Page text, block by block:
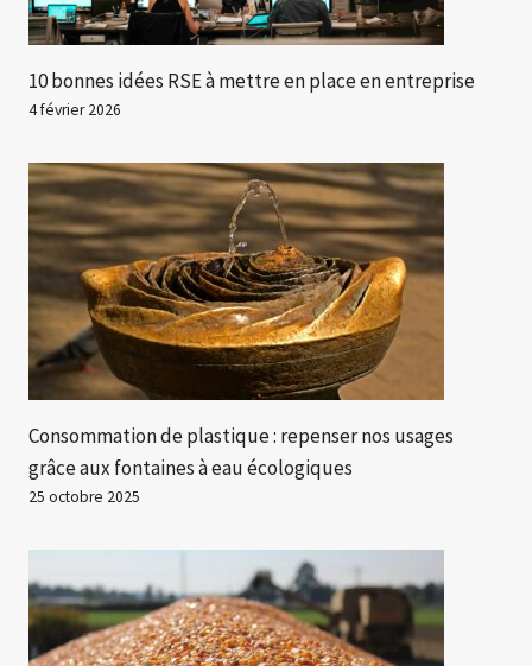
10 bonnes idées RSE à mettre en place en entreprise
4 février 2026
Consommation de plastique : repenser nos usages
grâce aux fontaines à eau écologiques
25 octobre 2025